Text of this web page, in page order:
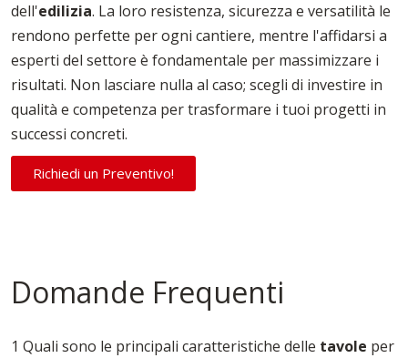
dell'edilizia. La loro resistenza, sicurezza e versatilità le
rendono perfette per ogni cantiere, mentre l'affidarsi a
esperti del settore è fondamentale per massimizzare i
risultati. Non lasciare nulla al caso; scegli di investire in
qualità e competenza per trasformare i tuoi progetti in
successi concreti.
Richiedi un Preventivo!
Domande Frequenti
1 Quali sono le principali caratteristiche delle tavole per